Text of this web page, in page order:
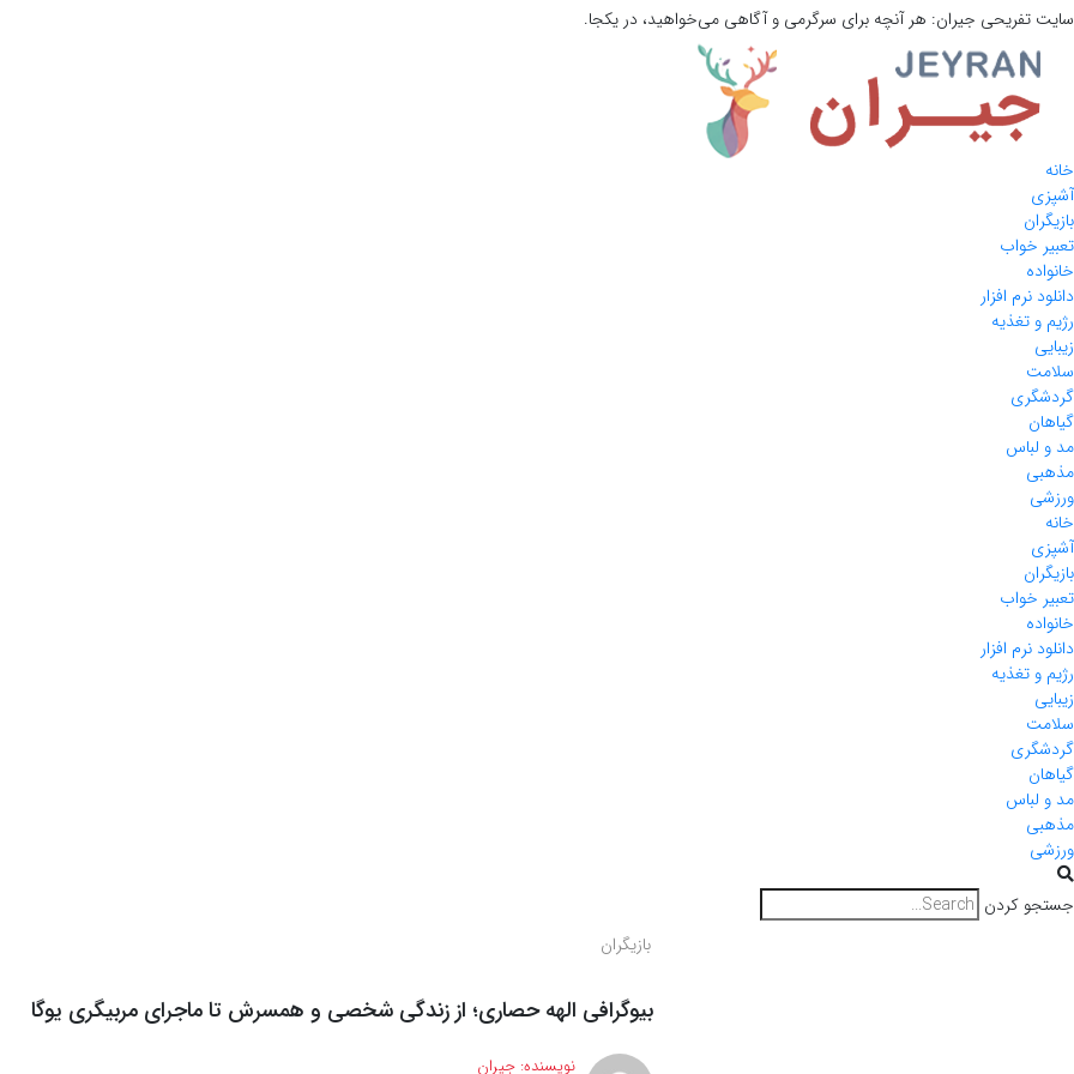
سایت تفریحی جیران: هر آنچه برای سرگرمی و آگاهی می‌خواهید، در یکجا.
خانه
آشپزی
بازیگران
تعبیر خواب
خانواده
دانلود نرم افزار
رژیم و تغذیه
زیبایی
سلامت
گردشگری
گیاهان
مد و لباس
مذهبی
ورزشی
خانه
آشپزی
بازیگران
تعبیر خواب
خانواده
دانلود نرم افزار
رژیم و تغذیه
زیبایی
سلامت
گردشگری
گیاهان
مد و لباس
مذهبی
ورزشی
جستجو کردن
بازیگران
بیوگرافی الهه حصاری؛ از زندگی شخصی و همسرش تا ماجرای مربیگری یوگا
نویسنده: جیران